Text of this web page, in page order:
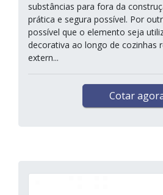
substâncias para fora da
prática e segura possível. Por
possível que o elemento seja
decorativa ao longo de cozinhas
extern...
Cotar